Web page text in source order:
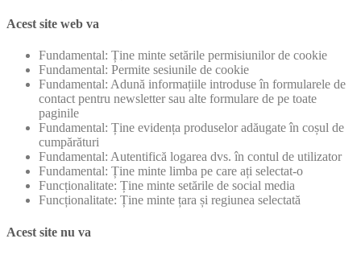
Acest site web va
Fundamental: Ține minte setările permisiunilor de cookie
Fundamental: Permite sesiunile de cookie
Fundamental: Adună informațiile introduse în formularele de
contact pentru newsletter sau alte formulare de pe toate
paginile
Fundamental: Ține evidența produselor adăugate în coșul de
cumpărături
Fundamental: Autentifică logarea dvs. în contul de utilizator
Fundamental: Ține minte limba pe care ați selectat-o
Funcționalitate: Ține minte setările de social media
Funcționalitate: Ține minte țara și regiunea selectată
Acest site nu va